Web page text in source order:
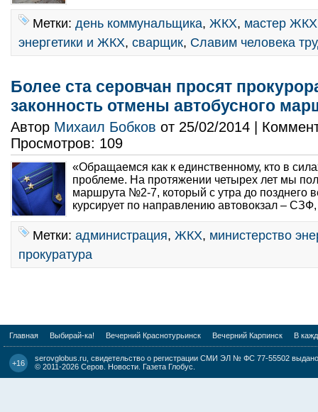
Метки: день коммунальщика, ЖКХ, мастер ЖКХ
энергетики и ЖКХ, сварщик, Славим человека
Более ста серовчан просят
законность отмены автобусного
Автор Михаил Бобков от 25/02/2014 |
Просмотров: 109
«Обращаемся как к единственному, кто в
проблеме. На протяжении четырех лет мы
маршрута №2-7, который с утра до позднего
курсирует по направлению автовокзал –
Метки: администрация, ЖКХ, министерство
прокуратура
Главная Выбирай-ка! Вечерний Краснотурьинск Вечерний Карпинск В
+16
serovglobus.ru, свидетельство о регистрации СМИ ЭЛ № ФС 77-55502
© 2011-2026 Серов. Новости. Газета Глобус